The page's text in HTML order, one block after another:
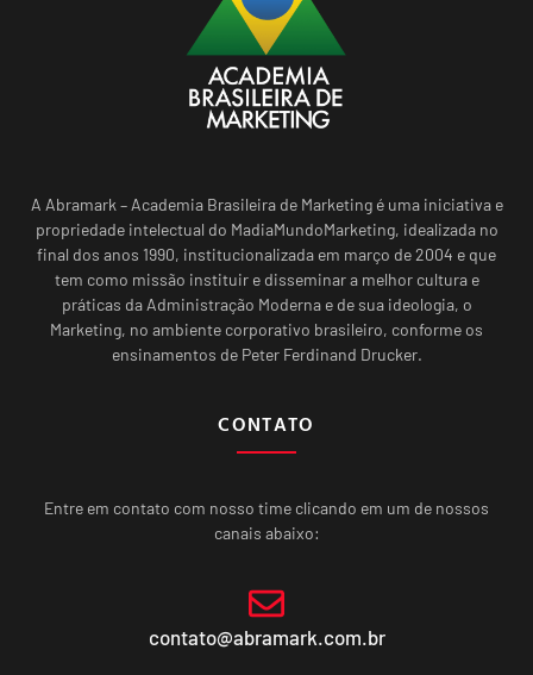
A Abramark – Academia Brasileira de Marketing é uma iniciativa e
propriedade intelectual do MadiaMundoMarketing, idealizada no
final dos anos 1990, institucionalizada em março de 2004 e que
tem como missão instituir e disseminar a melhor cultura e
práticas da Administração Moderna e de sua ideologia, o
Marketing, no ambiente corporativo brasileiro, conforme os
ensinamentos de Peter Ferdinand Drucker.
CONTATO
Entre em contato com nosso time clicando em um de nossos
canais abaixo:
contato@abramark.com.br